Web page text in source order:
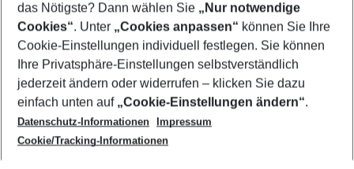
Footer
Footer navigation
Über uns
AGB
Cookie-Einstellungen ändern
Cookie-Richtlinie
Datenschutz
Service & Hilfe
Barrierefreies Reisen
Check-in
Folgen Sie uns
das Nötigste? Dann wählen Sie „Nur notwendige
Cookies“. Unter „Cookies anpassen“ können Sie Ihre
Cookie-Einstellungen individuell festlegen. Sie können
Ihre Privatsphäre-Einstellungen selbstverständlich
jederzeit ändern oder widerrufen – klicken Sie dazu
einfach unten auf „Cookie-Einstellungen ändern“.
Datenschutz-Informationen
Impressum
Cookie/Tracking-Informationen